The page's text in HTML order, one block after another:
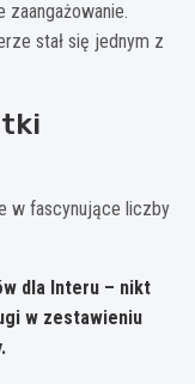
stał się jednym z
w fascynujące liczby
dla Interu – nikt
w zestawieniu